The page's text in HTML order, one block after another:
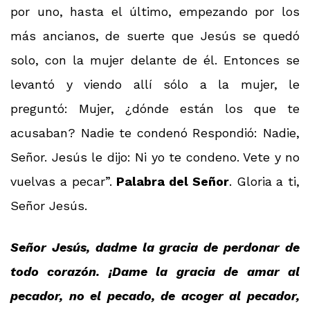
por uno, hasta el último, empezando por los
más ancianos, de suerte que Jesús se quedó
solo, con la mujer delante de él. Entonces se
levantó y viendo allí sólo a la mujer, le
preguntó: Mujer, ¿dónde están los que te
acusaban? Nadie te condenó Respondió: Nadie,
Señor. Jesús le dijo: Ni yo te condeno. Vete y no
vuelvas a pecar”. Palabra del Señor. Gloria a ti,
Señor Jesús.
Señor Jesús, dadme la gracia de perdonar de
todo corazón. ¡Dame la gracia de amar al
pecador, no el pecado, de acoger al pecador,